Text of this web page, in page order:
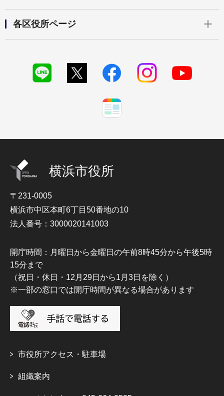
各区役所ページ
横浜市役所
〒231-0005
横浜市中区本町6丁目50番地の10
法人番号：3000020141003
開庁時間：月曜日から金曜日の午前8時45分から午後5時
15分まで
（祝日・休日・12月29日から1月3日を除く）
※一部の窓口では開庁時間が異なる場合があります
市役所アクセス・駐車場
組織案内